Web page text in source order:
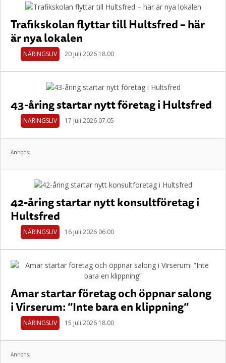
Trafikskolan flyttar till Hultsfred – här
är nya lokalen
NÄRINGSLIV 20 juli 2026 18.00
43-åring startar nytt företag i Hultsfred
NÄRINGSLIV 17 juli 2026 07.05
Annons:
42-åring startar nytt konsultföretag i
Hultsfred
NÄRINGSLIV 16 juli 2026 06.00
Amar startar företag och öppnar salong
i Virserum: ”Inte bara en klippning”
NÄRINGSLIV 15 juli 2026 18.00
Annons: